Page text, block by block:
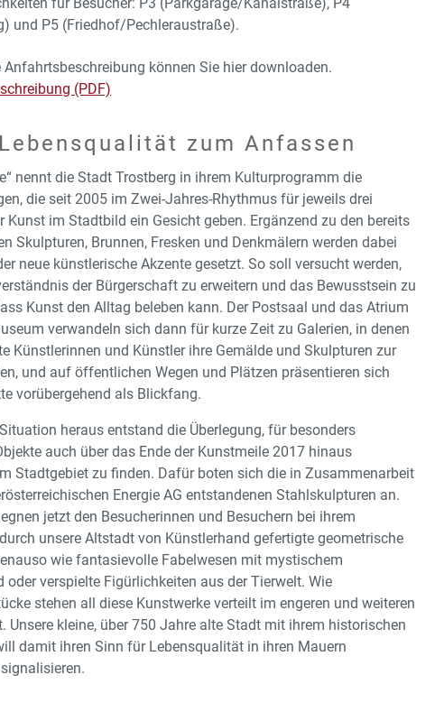
für Besucher: P3 (Parkgarage/Kanalstraße), P4
und P5 (Friedhof/Pechleraustraße).
Anfahrtsbeschreibung können Sie hier downloaden.
(PDF)
zum Anfassen
nennt die Stadt Trostberg in ihrem Kulturprogramm die
die seit 2005 im Zwei-Jahres-Rhythmus für jeweils drei
Kunst im Stadtbild ein Gesicht geben. Ergänzend zu den bereits
Skulpturen, Brunnen, Fresken und Denkmälern werden dabei
neue künstlerische Akzente gesetzt. So soll versucht werden,
der Bürgerschaft zu erweitern und das Bewusstsein zu
Kunst den Alltag beleben kann. Der Postsaal und das Atrium
verwandeln sich dann für kurze Zeit zu Galerien, in denen
Künstlerinnen und Künstler ihre Gemälde und Skulpturen zur
und auf öffentlichen Wegen und Plätzen präsentieren sich
vorübergehend als Blickfang.
heraus entstand die Überlegung, für besonders
auch über das Ende der Kunstmeile 2017 hinaus
Stadtgebiet zu finden. Dafür boten sich die in Zusammenarbeit
Energie AG entstandenen Stahlskulpturen an.
jetzt den Besucherinnen und Besuchern bei ihrem
unsere Altstadt von Künstlerhand gefertigte geometrische
wie fantasievolle Fabelwesen mit mystischem
oder verspielte Figürlichkeiten aus der Tierwelt. Wie
stehen all diese Kunstwerke verteilt im engeren und weiteren
Unsere kleine, über 750 Jahre alte Stadt mit ihrem historischen
damit ihren Sinn für Lebensqualität in ihren Mauern